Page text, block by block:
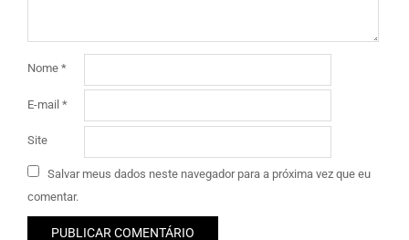
Nome *
E-mail *
Site
Salvar meus dados neste navegador para a próxima vez que eu
comentar.